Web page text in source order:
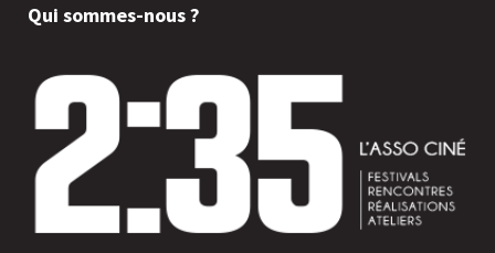
Qui sommes-nous ?